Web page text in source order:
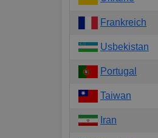
Frankreich
Usbekistan
Portugal
Taiwan
Iran